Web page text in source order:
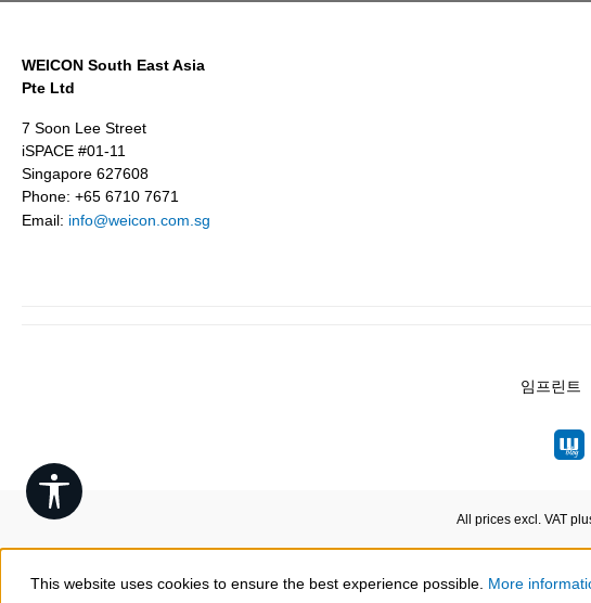
WEICON South East Asia
Pte Ltd
7 Soon Lee Street
iSPACE #01-11
Singapore 627608
Phone: +65 6710 7671
Email: info@weicon.com.sg
임프린트
All prices excl. VAT
Show toolbar
This website uses cookies to ensure the best experience possible. More